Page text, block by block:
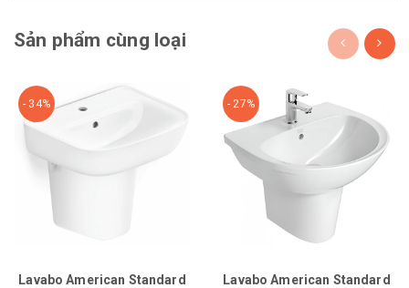
Sản phẩm cùng loại
- 34%
Lavabo American Standard
- 27%
Lavabo American Standard